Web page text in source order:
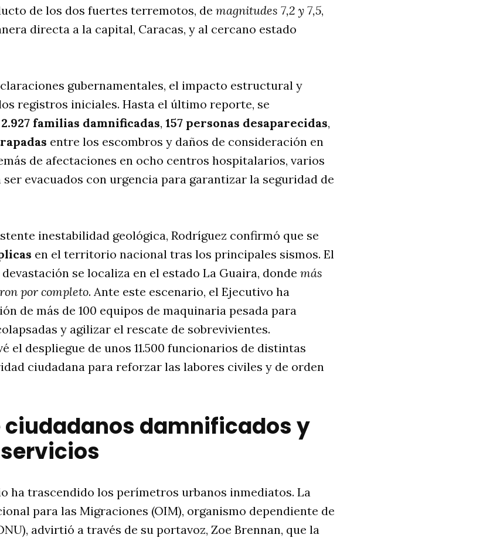
de los dos fuertes terremotos, de magnitudes 7,2 y 7,5,
directa a la capital, Caracas, y al cercano estado
gubernamentales, el impacto estructural y
registros iniciales. Hasta el último reporte, se
2.927 familias damnificadas, 157 personas desaparecidas,
entre los escombros y daños de consideración en
de afectaciones en ocho centros hospitalarios, varios
evacuados con urgencia para garantizar la seguridad de
inestabilidad geológica, Rodríguez confirmó que se
en el territorio nacional tras los principales sismos. El
se localiza en el estado La Guaira, donde más
por completo. Ante este escenario, el Ejecutivo ha
de más de 100 equipos de maquinaria pesada para
y agilizar el rescate de sobrevivientes.
el despliegue de unos 11.500 funcionarios de distintas
ciudadana para reforzar las labores civiles y de orden
ciudadanos damnificados y
ha trascendido los perímetros urbanos inmediatos. La
para las Migraciones (OIM), organismo dependiente de
advirtió a través de su portavoz, Zoe Brennan, que la